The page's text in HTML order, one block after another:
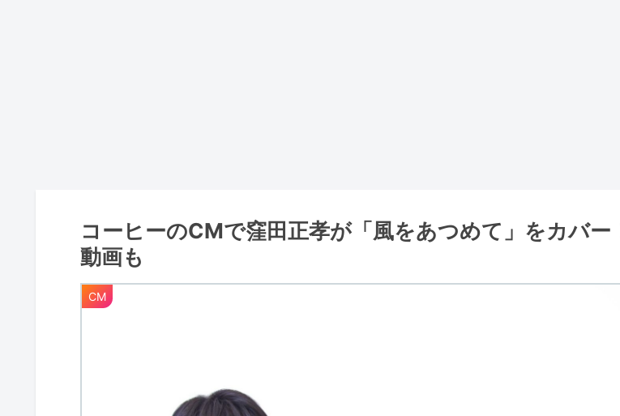
コーヒーのCMで窪田正孝が「風をあつめて」をカバー
動画も
CM